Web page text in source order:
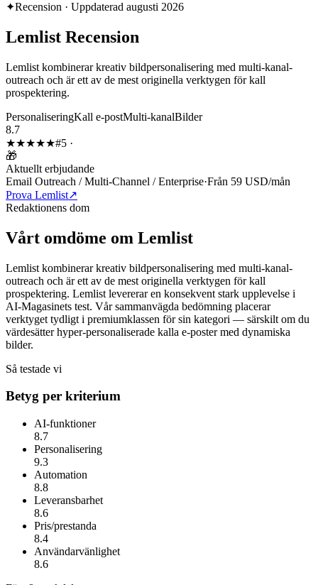
✦Recension · Uppdaterad augusti 2026
Lemlist Recension
Lemlist kombinerar kreativ bildpersonalisering med multi-kanal-
outreach och är ett av de mest originella verktygen för kall
prospektering.
PersonaliseringKall e-postMulti-kanalBilder
8.7
★★★★★#5 ·
🎁
Aktuellt erbjudande
Email Outreach / Multi-Channel / Enterprise·Från 59 USD/mån
Prova Lemlist↗
Redaktionens dom
Vårt omdöme om Lemlist
Lemlist kombinerar kreativ bildpersonalisering med multi-kanal-
outreach och är ett av de mest originella verktygen för kall
prospektering. Lemlist levererar en konsekvent stark upplevelse i
AI-Magasinets test. Vår sammanvägda bedömning placerar
verktyget tydligt i premiumklassen för sin kategori — särskilt om du
värdesätterhyper-personaliserade kalla e-poster med dynamiska
bilder.
Så testade vi
Betyg per kriterium
AI-funktioner
8.7
Personalisering
9.3
Automation
8.8
Leveransbarhet
8.6
Pris/prestanda
8.4
Användarvänlighet
8.6